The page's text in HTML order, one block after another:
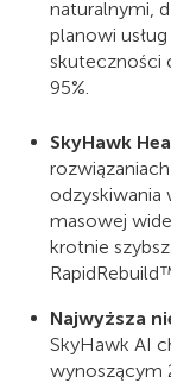
naturalnymi,
planowi
skuteczności
95%.
SkyHawk
odzyskiwania
masowej
krotnie
Najwyższa
SkyHawk AI
wynoszącym